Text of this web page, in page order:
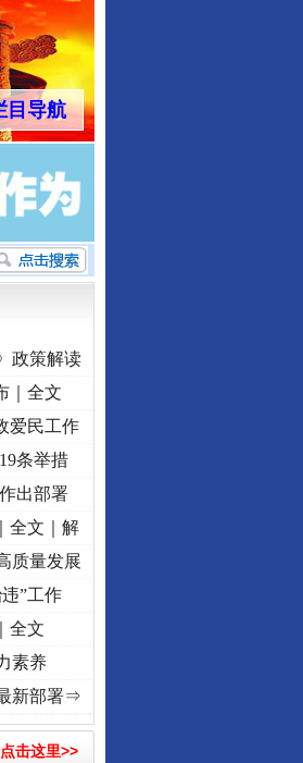
目导航
之城”激荡..
政策解读
｜全文
爱民工作
条举措
出部署
全文｜解
质量发展
”工作
全文
素养
新部署⇒
击这里>>